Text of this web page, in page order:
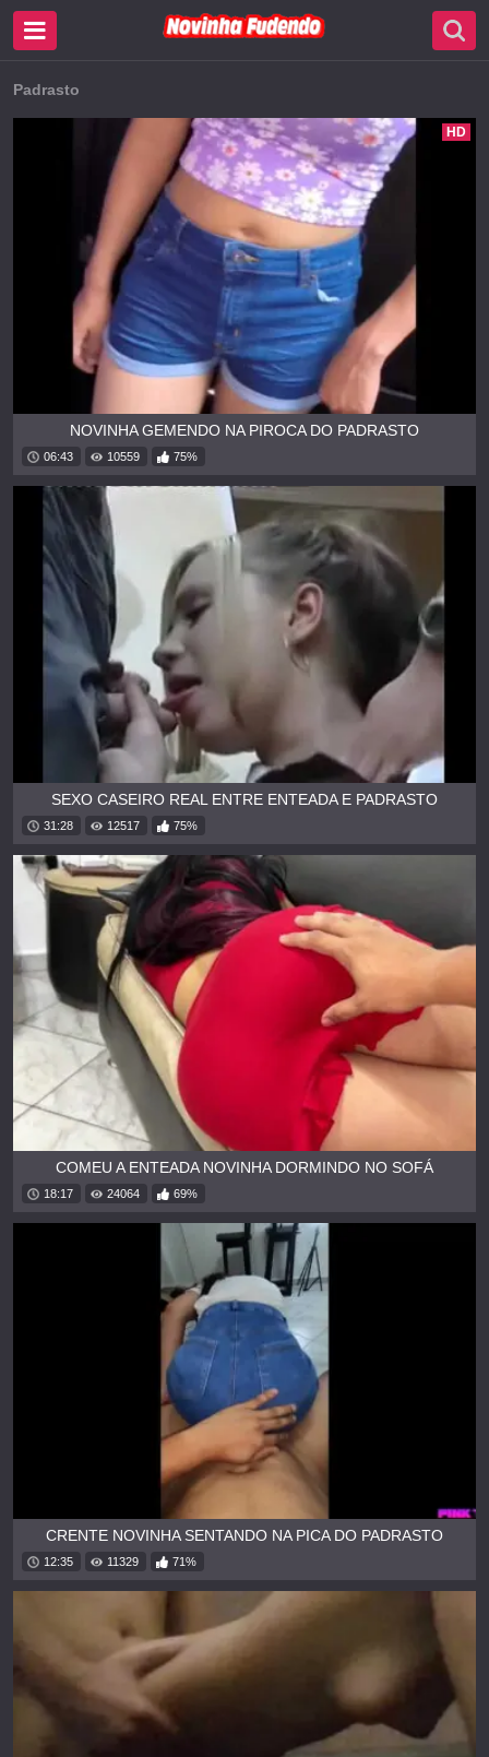
Padrasto
HD
NOVINHA GEMENDO NA PIROCA DO PADRASTO
06:43 10559 75%
SEXO CASEIRO REAL ENTRE ENTEADA E PADRASTO
31:28 12517 75%
COMEU A ENTEADA NOVINHA DORMINDO NO SOFÁ
18:17 24064 69%
CRENTE NOVINHA SENTANDO NA PICA DO PADRASTO
12:35 11329 71%